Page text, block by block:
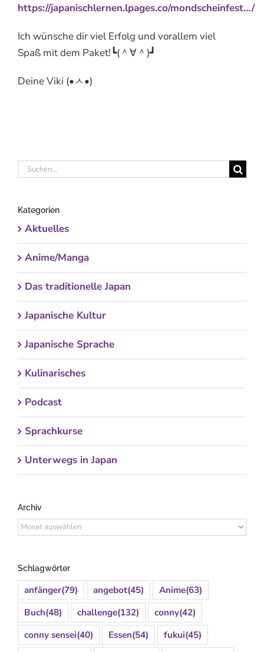
https://japanischlernen.lpages.co/mondscheinfest…/
Ich wünsche dir viel Erfolg und vorallem viel
Spaß mit dem Paket!┗(＾∀＾)┛
Deine Viki (•ㅅ•)
Suche
Kategorien
Aktuelles
Anime/Manga
Das traditionelle Japan
Japanische Kultur
Japanische Sprache
Kulinarisches
Podcast
Sprachkurse
Unterwegs in Japan
Archiv
Archiv
Schlagwörter
anfänger(79) angebot(45) Anime(63)
Buch(48) challenge(132) conny(42)
conny sensei(40) Essen(54) fukui(45)